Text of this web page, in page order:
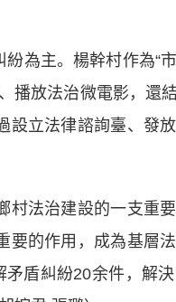
為主。楊幹村作為“
播放法治微電影，還
設立法律諮詢臺、發
法治建設的一支重
要的作用，成為基層
矛盾糾紛20余件，解